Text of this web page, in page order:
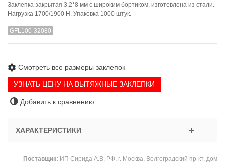
Заклепка закрытая 3,2*8 мм с широким бортиком, изготовлена из стали.
Нагрузка 1700/1900 H. Упаковка 1000 штук.
GFL100-32080
Смотреть все размеры заклепок
УЗНАТЬ ЦЕНУ НА ВЫТЯЖНЫЕ ЗАКЛЕПКИ
Добавить к сравнению
ХАРАКТЕРИСТИКИ
Поставщик: ИП Сирида А.В, РФ, г. Москва, Волгоградский пр-кт, дом